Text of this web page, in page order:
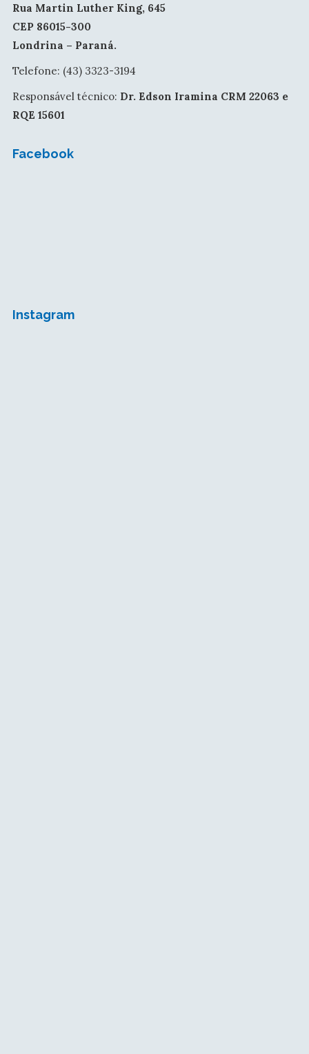
Rua Martin Luther King, 645
CEP 86015-300
Londrina – Paraná.
Telefone: (43) 3323-3194
Responsável técnico: Dr. Edson Iramina CRM 22063 e
RQE 15601
Facebook
Instagram